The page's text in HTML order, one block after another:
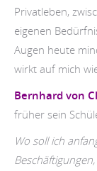
Privatleben,
eigenen
Augen heute
wirkt auf mich
Bernhard von
früher sein
Wo soll ich